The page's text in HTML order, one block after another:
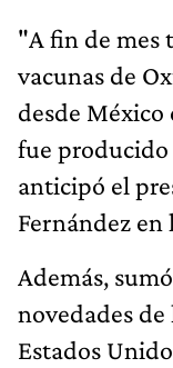
"A fin de mes
vacunas de
desde
fue producido
anticipó el
Fernández
Además,
novedades de
Estados